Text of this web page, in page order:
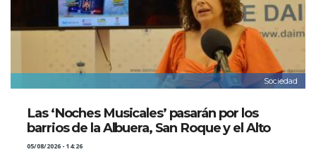
Sociedad
Las ‘Noches Musicales’ pasarán por los
barrios de la Albuera, San Roque y el Alto
05/08/2026 - 14:26